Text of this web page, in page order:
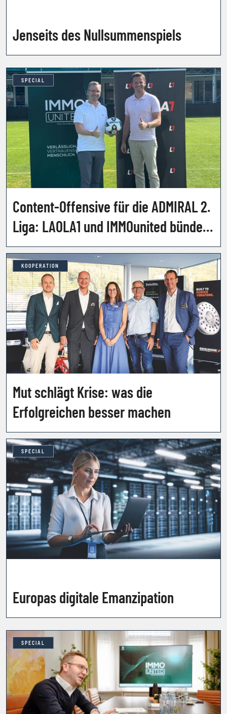
Jenseits des Nullsummenspiels
SPECIAL
Content-Offensive für die ADMIRAL 2.
Liga: LAOLA1 und IMMOunited bündeln
ihre Kräfte
KOOPERATION
Mut schlägt Krise: was die
Erfolgreichen besser machen
SPECIAL
Europas digitale Emanzipation
SPECIAL